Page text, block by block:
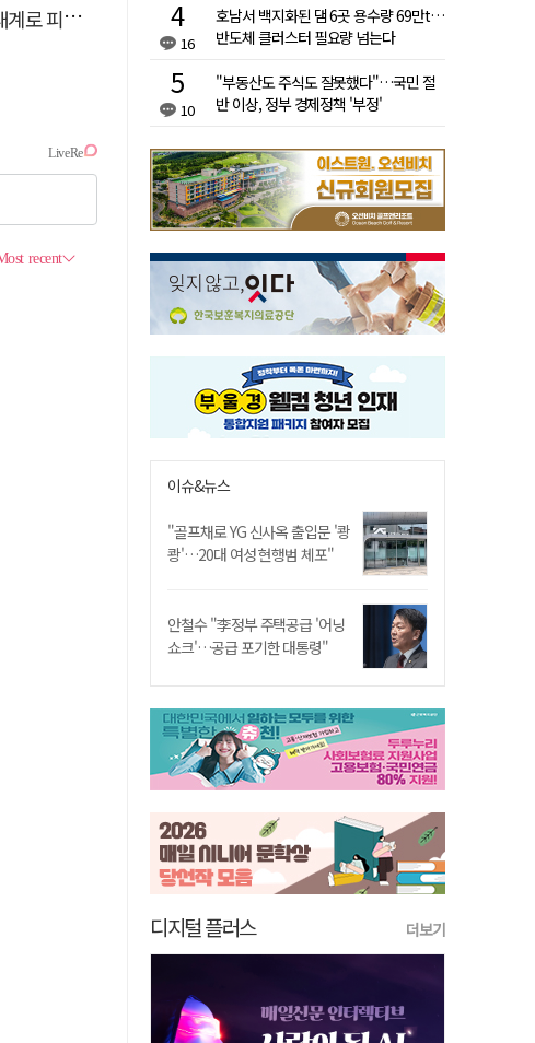
어난다"
16
호남서 백지화된 댐 6곳 용수량 69만t…
반도체 클러스터 필요량 넘는다
10
"부동산도 주식도 잘못했다"…국민 절
반 이상, 정부 경제정책 '부정'
이슈&뉴스
"골프채로 YG 신사옥 출입문 '쾅
쾅'…20대 여성 현행범 체포"
안철수 "李정부 주택공급 '어닝
쇼크'…공급 포기한 대통령"
디지털 플러스 더보기